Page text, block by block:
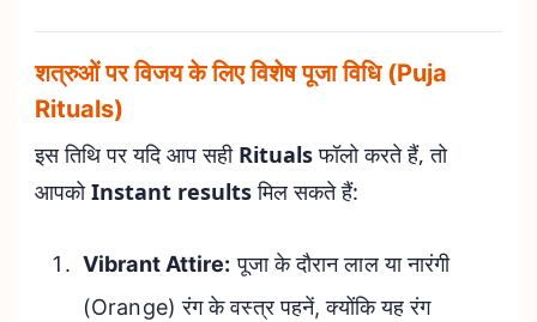
शत्रुओं पर विजय के लिए विशेष पूजा विधि (Puja
Rituals)
इस तिथि पर यदि आप सही Ritualsफॉलो करते हैं, तो
आपकोInstant resultsमिल सकते हैं:
Vibrant Attire: पूजा के दौरान लाल या नारंगी
(Orange) रंग के वस्त्र पहनें, क्योंकि यह रंग